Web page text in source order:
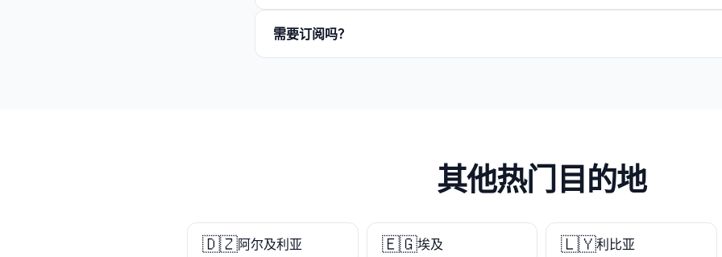
需要订阅吗？
其他热门目的地
🇩🇿阿尔及利亚 🇪🇬埃及 🇱🇾利比亚